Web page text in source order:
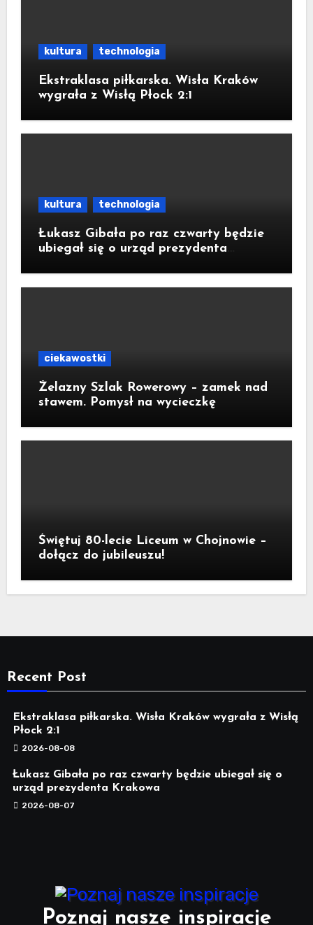
kultura technologia
Ekstraklasa piłkarska. Wisła Kraków
wygrała z Wisłą Płock 2:1
kultura technologia
Łukasz Gibała po raz czwarty będzie
ubiegał się o urząd prezydenta
ciekawostki
Żelazny Szlak Rowerowy – zamek nad
stawem. Pomysł na wycieczkę
Świętuj 80-lecie Liceum w Chojnowie –
dołącz do jubileuszu!
Recent Post
Ekstraklasa piłkarska. Wisła Kraków wygrała z Wisłą
Płock 2:1
2026-08-08
Łukasz Gibała po raz czwarty będzie ubiegał się o
urząd prezydenta Krakowa
2026-08-07
Poznaj nasze inspiracje